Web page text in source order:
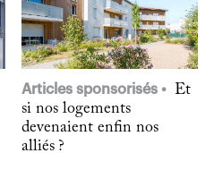
Articles sponsorisés
Et
si nos logements
devenaient enfin nos
alliés ?